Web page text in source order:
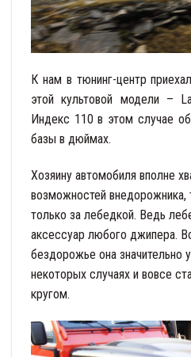
К нам в тюнинг-центр
этой культовой модели –
Индекс 110 в этом случае
базы в дюймах.
Хозяину автомобиля вполне
возможностей внедорожника,
только за лебедкой. Ведь
аксессуар любого джипера.
бездорожье она значительно
некоторых случаях и вовсе
кругом.